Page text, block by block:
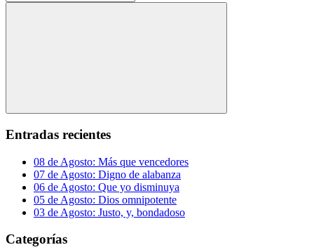
Buscar
Entradas recientes
08 de Agosto: Más que vencedores
07 de Agosto: Digno de alabanza
06 de Agosto: Que yo disminuya
05 de Agosto: Dios omnipotente
03 de Agosto: Justo, y, bondadoso
Categorías